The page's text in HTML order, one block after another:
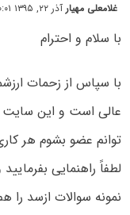
غلامعلی مهیارآذر ۲۲, ۱۳۹۵ at ۱۰:۰۱ ق٫ظ
با سلام و احترام
با سپاس از زحمات
عالی است و این سایت
توانم عضو بشوم هر
لطفاً راهنمایی
نمونه سوالات ازسد را